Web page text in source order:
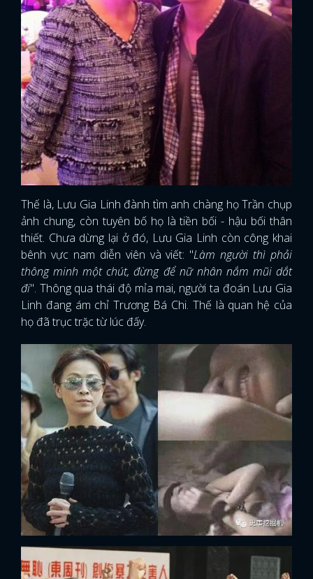
Thế là, Lưu Gia Linh đành tìm anh chàng họ Trần chụp
ảnh chung, còn tuyên bố họ là tiền bối - hậu bối thân
thiết. Chưa dừng lại ở đó, Lưu Gia Linh còn công khai
bênh vực nam diễn viên và viết: "Làm người thì phải
thông minh một chút, đừng để nữ nhân nắm mũi dắt
đi". Thông qua thái độ mỉa mai, người ta đoán Lưu Gia
Linh đang ám chỉ Trương Bá Chi. Thế là quan hệ của
họ đã trục trặc từ lúc đấy.